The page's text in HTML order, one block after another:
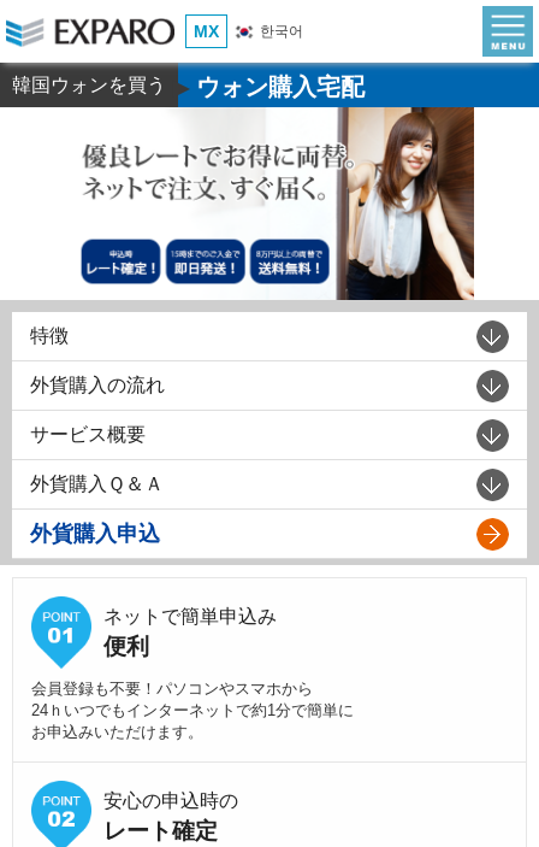
MX 한국어
韓国ウォンを買う ▶ウォン購入宅配
特徴
外貨購入の流れ
サービス概要
外貨購入Ｑ＆Ａ
外貨購入申込
ネットで簡単申込み
便利
会員登録も不要！パソコンやスマホから
24ｈいつでもインターネットで約1分で簡単に
お申込みいただけます。
安心の申込時の
レート確定